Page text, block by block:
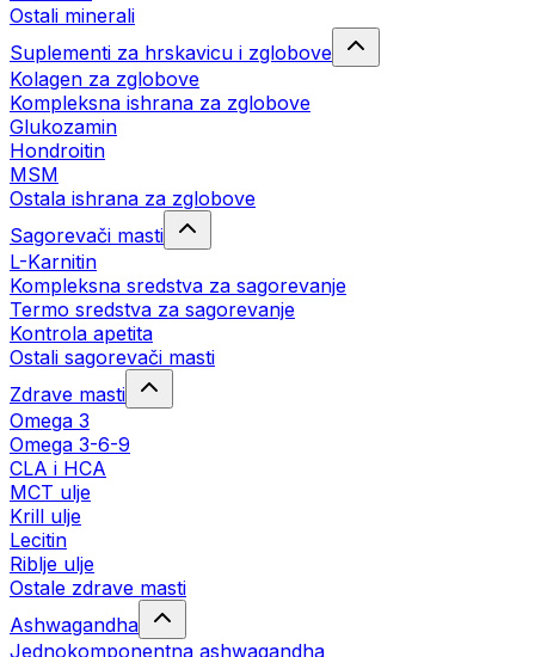
Ostali minerali
Suplementi za hrskavicu i zglobove
Kolagen za zglobove
Kompleksna ishrana za zglobove
Glukozamin
Hondroitin
MSM
Ostala ishrana za zglobove
Sagorevači masti
L-Karnitin
Kompleksna sredstva za sagorevanje
Termo sredstva za sagorevanje
Kontrola apetita
Ostali sagorevači masti
Zdrave masti
Omega 3
Omega 3-6-9
CLA i HCA
MCT ulje
Krill ulje
Lecitin
Riblje ulje
Ostale zdrave masti
Ashwagandha
Jednokomponentna ashwagandha